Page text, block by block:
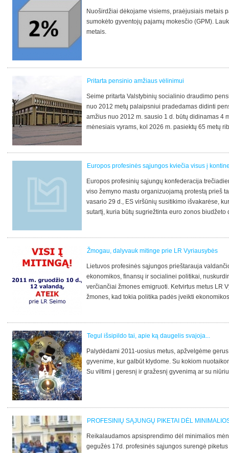
Nuoširdžiai dėkojame visiems, praėjusiais metais
sumokėto gyventojų pajamų mokesčio (GPM).
metais.
Pritarta pensinio amžiaus vėlinimui
Seime pritarta Valstybinių socialinio draudimo
nuo 2012 metų palaipsniui pradedamas didinti
amžius nuo 2012 m. sausio 1 d. būtų didinamas 4
mėnesiais vyrams, kol 2026 m. pasiektų 65 metų
Europos profesinės sąjungos kviečia visus į
Europos profesinių sąjungų konfederacija
viso žemyno mastu organizuojamą protestą prieš
vasario 29 d., ES viršūnių susitikimo išvakarėse,
sutartį, kuria būtų sugriežtinta euro zonos biudžeto
Žmogau, dalyvauk mitinge prie LR Vyriausybės
Lietuvos profesinės sąjungos prieštarauja
ekonomikos, finansų ir socialinei politikai,
verčiančiai žmones emigruoti. Ketvirtus metus LR
žmones, kad tokia politika padės įveikti
gyvena kas penktas Lietuvos gyventojas, nyksta
dirbantys ir gaunantys minimalų darbo užmokestį
šeimų. Per 2010 metus Lietuvos gyventojų
dvidešimties nepriklausomybės metų rezultatas –
konstatuoja faktą, jog šalyje galioja tik formali
sąjungų lyderiai. Esame įsitikinę, kad reikia
iki 1000 litų nuo 2012 m. sausio 1 dienos. –
bazinę mėnesio algą ir valstybės tarnautojų
Tegul išsipildo tai, apie ką daugelis svajoja...
Palydėdami 2011-uosius metus, apžvelgėme
gyvenime, kur galbūt klydome. Su kokiom
Su viltimi į geresnį ir gražesnį gyvenimą ar su
PROFESINIŲ SĄJUNGŲ PIKETAI DĖL
Reikalaudamos apsisprendimo dėl minimalios
gegužės 17d. profesinės sąjungos surengė